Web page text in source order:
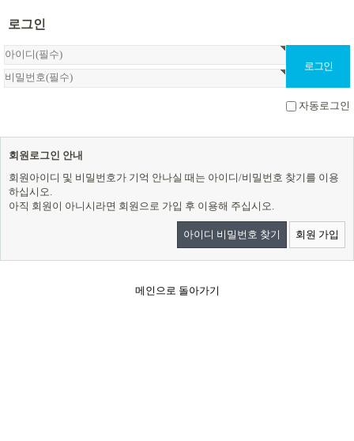
로그인
자동로그인
회원로그인 안내
회원아이디 및 비밀번호가 기억 안나실 때는 아이디/비밀번호 찾기를 이용
하십시오.
아직 회원이 아니시라면 회원으로 가입 후 이용해 주십시오.
아이디 비밀번호 찾기 회원 가입
메인으로 돌아가기